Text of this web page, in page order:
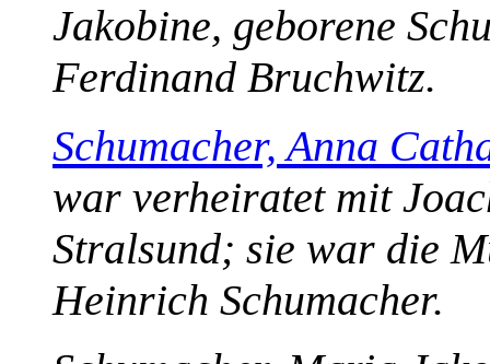
Jakobine, geborene
Ferdinand Bruchwitz.
Schumacher, Anna
war verheiratet mit
Stralsund; sie war die
Heinrich Schumacher.